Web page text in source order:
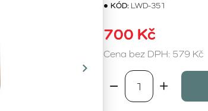
KÓD: LWD-351
700 Kč
Cena bez DPH: 579 Kč